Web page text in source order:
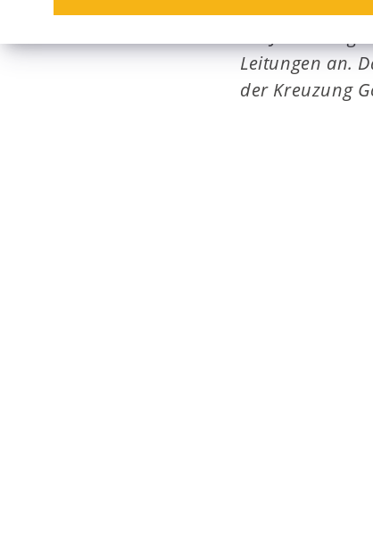
Leitungen an.
der Kreuzung